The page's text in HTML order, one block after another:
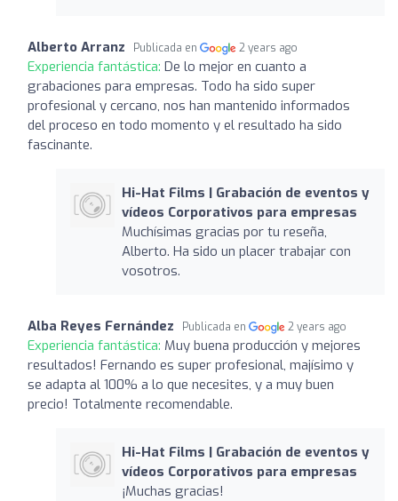
Alberto Arranz Publicada en 2 years ago
Experiencia fantástica: De lo mejor en cuanto a
grabaciones para empresas. Todo ha sido super
profesional y cercano, nos han mantenido informados
del proceso en todo momento y el resultado ha sido
fascinante.
Hi-Hat Films | Grabación de eventos y
vídeos Corporativos para empresas
Muchísimas gracias por tu reseña,
Alberto. Ha sido un placer trabajar con
vosotros.
Alba Reyes Fernández Publicada en 2 years ago
Experiencia fantástica: Muy buena producción y mejores
resultados! Fernando es super profesional, majísimo y
se adapta al 100% a lo que necesites, y a muy buen
precio! Totalmente recomendable.
Hi-Hat Films | Grabación de eventos y
vídeos Corporativos para empresas
¡Muchas gracias!